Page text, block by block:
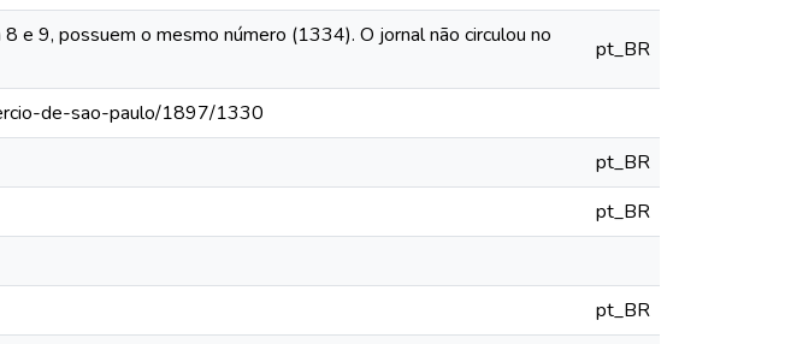
e 9, possuem o mesmo número (1334). O jornal não circulou no
pt_BR
de-sao-paulo/1897/1330
pt_BR
pt_BR
pt_BR